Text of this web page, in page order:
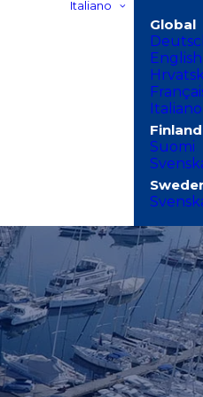
Italiano
English
Italiano
Suomi